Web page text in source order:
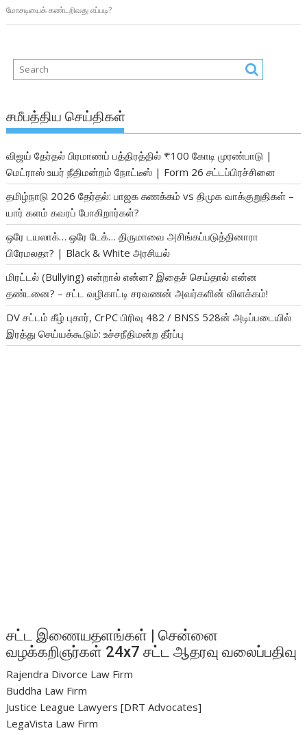
மோசடியைக் கண்டறிவது எப்படி?
சமீபத்திய செய்திகள்
விஜய் தேர்தல் பிரமாணப் பத்திரத்தில் ₹100 கோடி முரண்பாடு |
மெட்ராஸ் உயர் நீதிமன்றம் நோட்டீஸ் | Form 26 சட்டப்பிரச்சினை
தமிழ்நாடு 2026 தேர்தல்: பாஜக சுணக்கம் vs திமுக வாக்குறுதிகள் –
யார் களம் கவரப் போகிறார்கள்?
ஒரே டயலாக்… ஒரே டேக்… திருமாவை அசிங்கப்படுத்தினாரா
பிரேமலதா? | Black & White அரசியல்
மிரட்டல் (Bullying) என்றால் என்ன? இதைச் செய்தால் என்ன
தண்டனை? – சட்ட வழிகாட்டி சரவணன் அவர்களின் விளக்கம்!
DV சட்டம் கீழ் புகார், CrPC பிரிவு 482 / BNSS 528ன் அடிப்படையில்
இரத்து செய்யக்கூடும்: உச்சநீதிமன்ற தீர்ப்பு
சட்ட இணையதளங்கள் | சென்னை
வழக்கறிஞர்கள் 24x7 சட்ட ஆதரவு வலைப்பதிவு
Rajendra Divorce Law Firm
Buddha Law Firm
Justice League Lawyers [DRT Advocates]
LegaVista Law Firm